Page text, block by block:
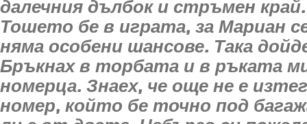
далечния дълбок и стръмен край.
Тошето бе в играта, за Мариан
няма особени шансове. Така
Бръкнах в торбата и в ръката
номерца. Знаех, че още не е
номер, който бе точно под